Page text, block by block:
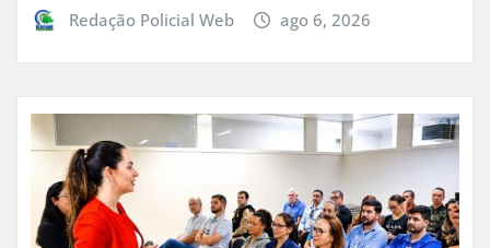
Redação Policial Web ago 6, 2026